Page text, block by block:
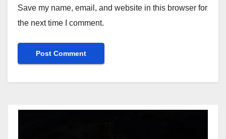
Save my name, email, and website in this browser for
the next time I comment.